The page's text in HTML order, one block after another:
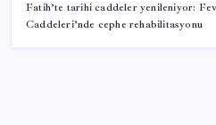
Fatih’te tarihi caddeler yenileniyor:
Caddeleri’nde cephe rehabilitasyonu